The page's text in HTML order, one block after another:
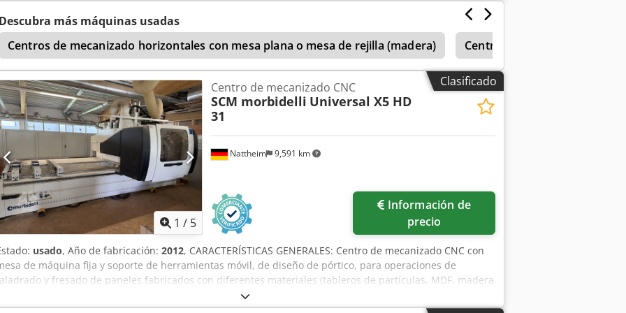
Descubra más máquinas usadas
Centros de mecanizado horizontales con mesa plana o mesa de rejilla (madera)
Centros de mecanizado
Clasificado
1 / 5
Nattheim 9,591 km
Centro de mecanizado CNC
SCM morbidelli Universal X5 HD
31
precio
usado, Año de fabricación: 2012, CARACTERÍSTICAS GENERALES: Centro de mecanizado CNC con
de máquina fija y soporte de herramientas móvil, de diseño de pórtico, para operaciones de
y fresado de paneles fabricados con diferentes materiales (tableros de partículas, MDF, madera
maciza, plástico, etc.). ESTRUCTURA DE LA MÁQUINA: La estructura base es una construcción monolítica
paredes gruesas, reforzada mediante piezas soldadas a lo largo de la base de la máquina, lo que la